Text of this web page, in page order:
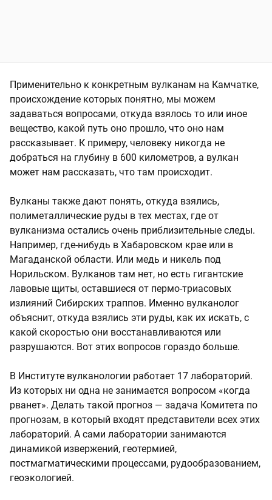
Применительно к конкретным вулканам на Камчатке,
происхождение которых понятно, мы можем
задаваться вопросами, откуда взялось то или иное
вещество, какой путь оно прошло, что оно нам
рассказывает. К примеру, человеку никогда не
добраться на глубину в 600 километров, а вулкан
может нам рассказать, что там происходит.
Вулканы также дают понять, откуда взялись,
полиметаллические руды в тех местах, где от
вулканизма остались очень приблизительные следы.
Например, где-нибудь в Хабаровском крае или в
Магаданской области. Или медь и никель под
Норильском. Вулканов там нет, но есть гигантские
лавовые щиты, оставшиеся от пермо-триасовых
излияний Сибирских траппов. Именно вулканолог
объяснит, откуда взялись эти руды, как их искать, с
какой скоростью они восстанавливаются или
разрушаются. Вот этих вопросов гораздо больше.
В Институте вулканологии работает 17 лабораторий.
Из которых ни одна не занимается вопросом «когда
рванет». Делать такой прогноз — задача Комитета по
прогнозам, в который входят представители всех этих
лабораторий. А сами лаборатории занимаются
динамикой извержений, геотермией,
постмагматическими процессами, рудообразованием,
геоэкологией.